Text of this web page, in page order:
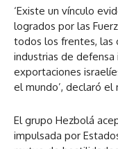
‘Existe un vínculo
logrados por las
todos los frentes, las
industrias de
exportaciones
el mundo’, declaró
El grupo Hezbolá
impulsada por